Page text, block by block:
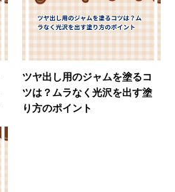
ツヤ出し用のジャムを塗るコ
ツは？ムラなく光沢を出す塗
り方のポイント